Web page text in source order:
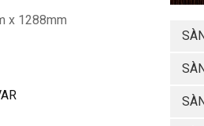
x 1288mm